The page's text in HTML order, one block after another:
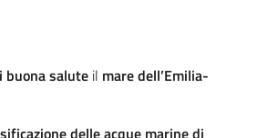
buona salute il mare dell’Emilia-
delle acque marine di